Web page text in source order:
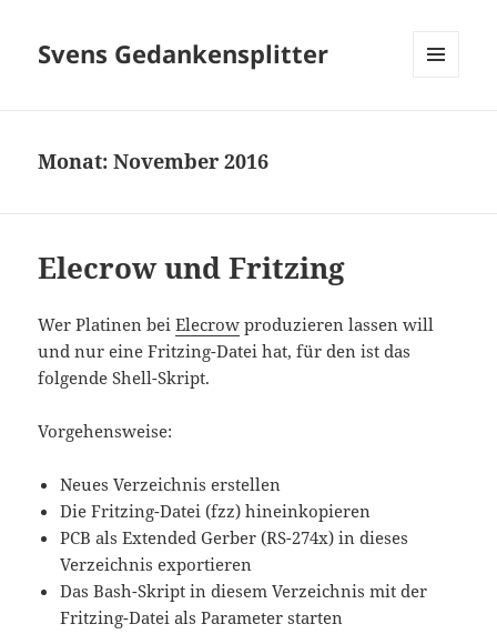
Svens Gedankensplitter
Monat:November 2016
Elecrow und Fritzing
Wer Platinen beiElecrow produzieren lassen will
und nur eine Fritzing-Datei hat, für den ist das
folgende Shell-Skript.
Vorgehensweise:
Neues Verzeichnis erstellen
Die Fritzing-Datei (fzz) hineinkopieren
PCB als Extended Gerber (RS-274x) in dieses
Verzeichnis exportieren
Das Bash-Skript in diesem Verzeichnis mit der
Fritzing-Datei als Parameter starten